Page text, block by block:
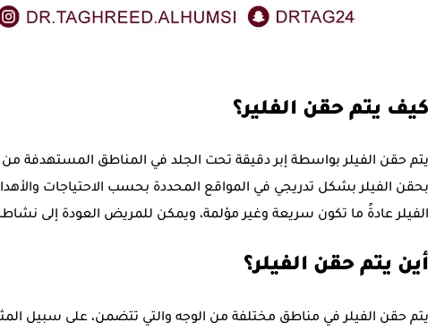
كيف يتم حقن الفلير؟
يتم حقن الفيلر بواسطة إبر دقيقة تحت الجلد في المناطق المستهدفة من
بحقن الفيلر بشكل تدريجي في المواقع المحددة بحسب الاحتياجات
الفيلر عادةً ما تكون سريعة وغير مؤلمة، ويمكن للمريض العودة إلى
أين يتم حقن الفيلر؟
يتم حقن الفيلر في مناطق مختلفة من الوجه والتي تتضمن، على سبيل